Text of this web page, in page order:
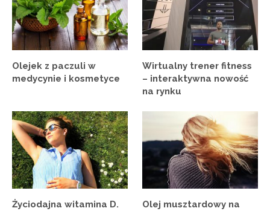
Olejek z paczuli w
medycynie i kosmetyce
Wirtualny trener fitness
– interaktywna nowość
na rynku
Życiodajna witamina D.
Olej musztardowy na